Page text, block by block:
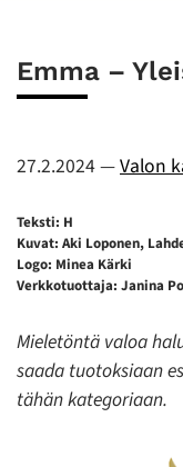
Emma –
27.2.2024—Valon
Teksti: H
Kuvat: Aki Loponen,
Logo: Minea Kärki
Verkkotuottaja: Janina
Mieletöntä valoa
saada tuotoksiaan
tähän kategoriaan.